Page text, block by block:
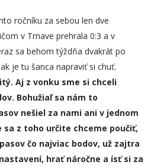
ročníku za sebou len dve
v Trnave prehrala 0:3 a v
sa behom týždňa dvakrát po
je tu šanca napraviť si chuť.
Aj z vonku sme si chceli
Bohužiaľ sa nám to
nešiel za nami ani v jednom
sa z toho určite chceme poučiť,
čo najviac bodov, už zajtra
hrať náročne a ísť si za